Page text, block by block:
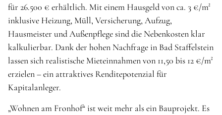
für 26.500 € erhältlich. Mit einem Hausgeld von ca. 3 €/m²
inklusive Heizung, Müll, Versicherung, Aufzug,
Hausmeister und Außenpflege sind die Nebenkosten klar
kalkulierbar. Dank der hohen Nachfrage in Bad Staffelstein
lassen sich realistische Mieteinnahmen von 11,50 bis 12 €/m²
erzielen – ein attraktives Renditepotenzial für
Kapitalanleger.
„Wohnen am Fronhof“ ist weit mehr als ein Bauprojekt. Es